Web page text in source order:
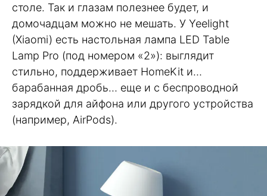
столе. Так и глазам полезнее будет, и
домочадцам можно не мешать. У Yeelight
(Xiaomi) есть настольная лампа LED Table
Lamp Pro (под номером «2»): выглядит
стильно, поддерживает HomeKit и…
барабанная дробь… еще и с беспроводной
зарядкой для айфона или другого устройства
(например, AirPods).